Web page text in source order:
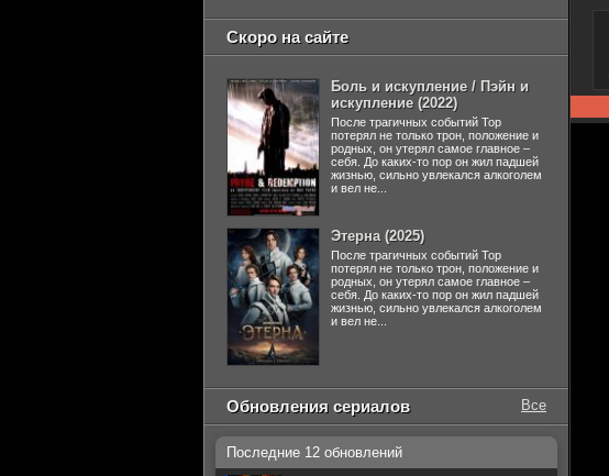
Скоро на сайте
Боль и искупление / Пэйн и
искупление (2022)
После трагичных событий Тор
потерял не только трон, положение и
родных, он утерял самое главное –
себя. До каких-то пор он жил падшей
жизнью, сильно увлекался алкоголем
и вел не...
Этерна (2025)
После трагичных событий Тор
потерял не только трон, положение и
родных, он утерял самое главное –
себя. До каких-то пор он жил падшей
жизнью, сильно увлекался алкоголем
и вел не...
Обновления сериалов Все
Последние 12 обновлений